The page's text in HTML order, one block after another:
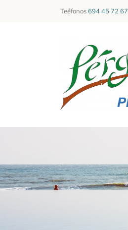
Teéfonos694 45 72 67